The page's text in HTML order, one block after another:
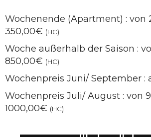
Wochenende (Apartment) : von
350,00€ (HC)
Woche außerhalb der Saison :
850,00€ (HC)
Wochenpreis Juni/ September :
Wochenpreis Juli/ August : von
1000,00€ (HC)